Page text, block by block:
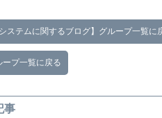
ステムに関するブログ】グループ一覧に
ープ一覧に戻る
事